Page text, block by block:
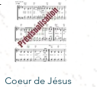
Aperçu rapide
Coeur de Jésus